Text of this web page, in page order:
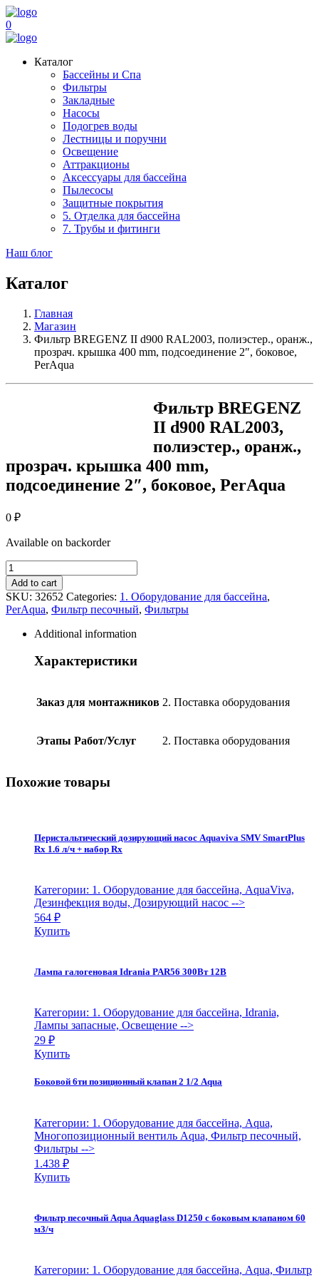
0
Каталог
Бассейны и Спа
Фильтры
Закладные
Насосы
Подогрев воды
Лестницы и поручни
Освещение
Аттракционы
Аксессуары для бассейна
Пылесосы
Защитные покрытия
5. Отделка для бассейна
7. Трубы и фитинги
Наш блог
Каталог
Главная
Магазин
Фильтр BREGENZ II d900 RAL2003, полиэстер., оранж.,
прозрач. крышка 400 mm, подсоединение 2″, боковое,
PerAqua
Фильтр BREGENZ
II d900 RAL2003,
полиэстер., оранж.,
прозрач. крышка 400 mm,
подсоединение 2″, боковое, PerAqua
0 ₽
Available on backorder
Фильтр
BREGENZ
II
d900
RAL2003,
полиэстер.,
прозрач.
крышка
подсоединение
PerAqua
Add to cart
SKU: 32652 Categories: 1. Оборудование для бассейна,
PerAqua, Фильтр песочный, Фильтры
Additional information
Характеристики
Заказ для монтажников 2. Поставка оборудования
Этапы Работ/Услуг 2. Поставка оборудования
Похожие товары
Перистальтический дозирующий насос Aquaviva SMV SmartPlus
Rx 1.6 л/ч + набор Rx
Категории: 1. Оборудование для бассейна, AquaViva,
Дезинфекция воды, Дозирующий насос -->
564 ₽
Купить
Лампа галогеновая Idrania PAR56 300Вт 12В
Категории: 1. Оборудование для бассейна, Idrania,
Лампы запасные, Освещение -->
29 ₽
Купить
Боковой 6ти позиционный клапан 2 1/2 Aqua
Категории: 1. Оборудование для бассейна, Aqua,
Многопозиционный вентиль Aqua, Фильтр песочный,
Фильтры -->
1.438 ₽
Купить
Фильтр песочный Aqua Aquaglass D1250 с боковым клапаном 60
м3/ч
Категории: 1. Оборудование для бассейна, Aqua, Фильтр